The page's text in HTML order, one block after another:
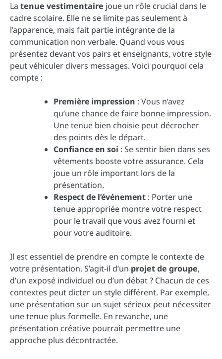
La tenue vestimentaire joue un rôle crucial dans le
cadre scolaire. Elle ne se limite pas seulement à
l’apparence, mais fait partie intégrante de la
communication non verbale. Quand vous vous
présentez devant vos pairs et enseignants, votre style
peut véhiculer divers messages. Voici pourquoi cela
compte :
Première impression : Vous n’avez
qu’une chance de faire bonne impression.
Une tenue bien choisie peut décrocher
des points dès le départ.
Confiance en soi : Se sentir bien dans ses
vêtements booste votre assurance. Cela
joue un rôle important lors de la
présentation.
Respect de l’événement : Porter une
tenue appropriée montre votre respect
pour le travail que vous avez fourni et
pour votre auditoire.
Il est essentiel de prendre en compte le contexte de
votre présentation. S’agit-il d’un projet de groupe,
d’un exposé individuel ou d’un débat ? Chacun de ces
contextes peut dicter un style différent. Par exemple,
une présentation sur un sujet sérieux peut nécessiter
une tenue plus formelle. En revanche, une
présentation créative pourrait permettre une
approche plus décontractée.